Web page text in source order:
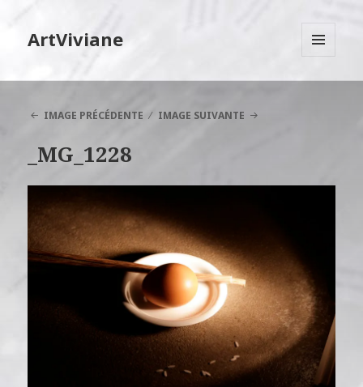
ArtViviane
IMAGE PRÉCÉDENTE
IMAGE SUIVANTE
_MG_1228